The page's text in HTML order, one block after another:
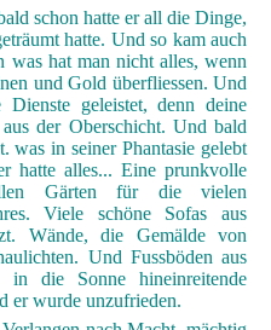
schon hatte er all die Dinge,
hatte. Und so kam auch
was hat man nicht alles, wenn
und Gold überfliessen. Und
geleistet, denn deine
der Oberschicht. Und bald
was in seiner Phantasie gelebt
hatte alles... Eine prunkvolle
Gärten für die vielen
Viele schöne Sofas aus
Wände, die Gemälde von
Und Fussböden aus
in die Sonne hineinreitende
er wurde unzufrieden.